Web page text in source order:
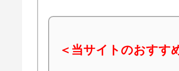
＜当サイトのおすす